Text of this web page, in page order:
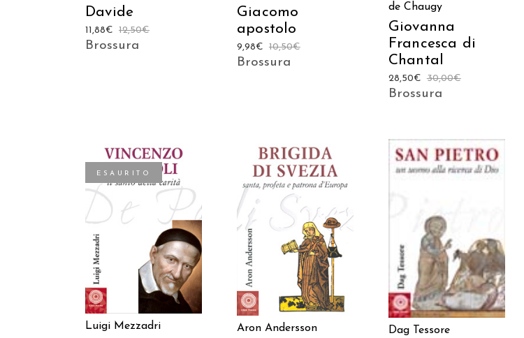
Davide
12,50€
11,88€
Brossura
Giacomo
apostolo
10,50€
9,98€
Brossura
de Chaugy
Giovanna
Francesca di
Chantal
30,00€
28,50€
Brossura
ESAURITO
LEGGI TUTTO
Luigi Mezzadri
AGGIUNGI AL CARRELLO
Aron Andersson
AGGIUNGI AL CARRELLO
Dag Tessore